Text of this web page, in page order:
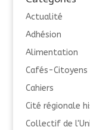
Actualité
Adhésion
Alimentation
Cafés-Citoyens
Cahiers
Cité régionale
Collectif de